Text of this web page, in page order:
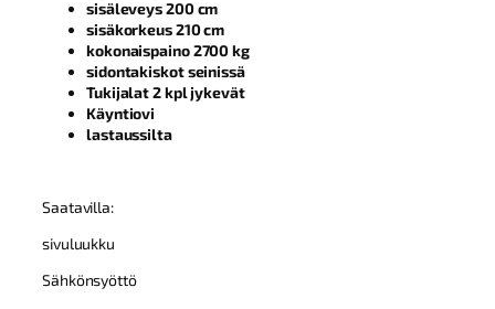
sisäleveys 200 cm
sisäkorkeus 210 cm
kokonaispaino 2700 kg
sidontakiskot seinissä
Tukijalat 2 kpl jykevät
Käyntiovi
lastaussilta
Saatavilla:
sivuluukku
Sähkönsyöttö